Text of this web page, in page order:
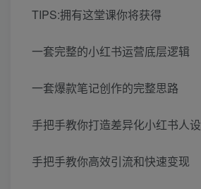
TIPS:拥有这堂课你将获得
一套完整的小红书运营底层逻辑
一套爆款笔记创作的完整思路
手把手教你打造差异化小红书人设
手把手教你高效引流和快速变现